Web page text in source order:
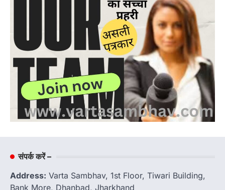
संपर्क करें –
Address: Varta Sambhav, 1st Floor, Tiwari Building,
Bank More, Dhanbad, Jharkhand